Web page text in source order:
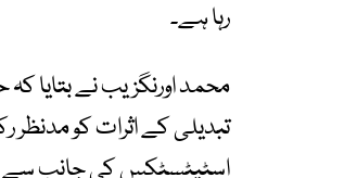
رہا ہے۔
محمد اورنگزیب نے بتایا
تبدیلی کے اثرات کو